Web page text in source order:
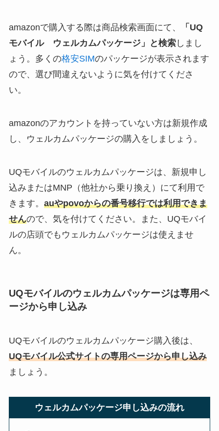
amazonで購入する際は商品検索画面にて、
「UQ
モバイル ウェルカムパッケージ」と検索しまし
ょう。多くの格安SIMのパッケージが表示されます
ので、選び間違えないように気を付けてくださ
い。
amazonのアカウントを持っていない方は新規作成
し、ウェルカムパッケージの購入をしましょう。
UQモバイルのウェルカムパッケージは、新規申し
込みまたはMNP（他社から乗り換え）にて利用で
きます。 auやpovoからの番号移行では利用できま
せんので、気を付けてください。また、UQモバイ
ルの店頭でもウェルカムパッケージは使えませ
ん。
UQモバイルのウェルカムパッケージは専用ペ
ージから申し込み
UQモバイルのウェルカムパッケージ購入後は、
UQモバイル公式サイトの専用ページから申し込み
ましょう。
ウェルカムパッケージ申し込みの流れ